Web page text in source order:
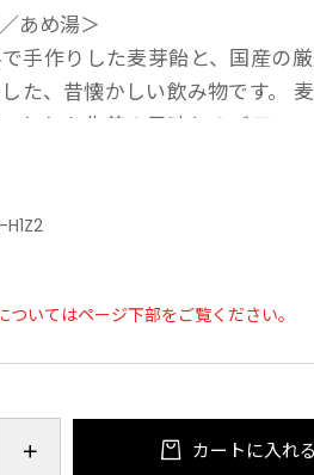
あめ湯＞
手作りした麦芽飴と、国産の
た、昔懐かしい飲み物です。
とした生姜の風味とのバラン
加物は入っておりませんので
ので、様々なレシピでお楽しみ
お湯）、炭酸で割ってお召し上
してお召し上がりになる場合
ムやヨーグルトとも相性抜群で
とジンジャーティーに、ミル
ついてはページ下部をご覧ください。
カートに入れる